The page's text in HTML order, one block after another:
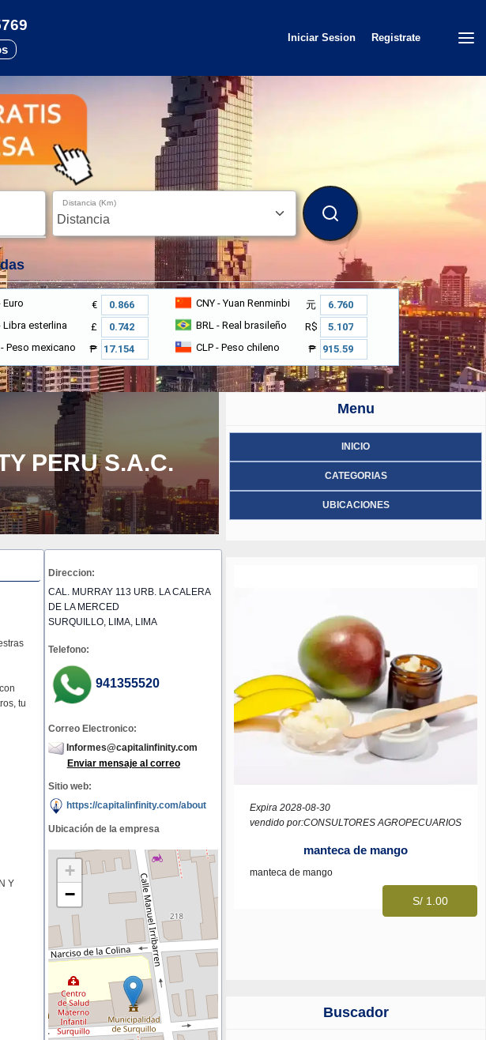
Iniciar Sesion Registrate
Distancia (Km)
BUSCAR
Euro € CNY- Yuan Renminbi
元
Libra esterlina £ BRL - Real brasileño
R$
- Peso mexicano ₱ CLP- Peso chileno ₱
PERU S.A.C.
tu
Y
Direccion:
CAL. MURRAY 113 URB. LA CALERA
DE LA MERCED
SURQUILLO, LIMA, LIMA
Telefono:
941355520
Correo Electronico:
Informes@capitalinfinity.com
Enviar mensaje al correo
Sitio web:
https://capitalinfinity.com/about
Ubicación de la empresa
+
−
Menu
INICIO
CATEGORIAS
UBICACIONES
Expira 2028-08-30
vendido por:CONSULTORES AGROPECUARIOS
manteca de mango
manteca de mango
S/ 1.00
Buscador